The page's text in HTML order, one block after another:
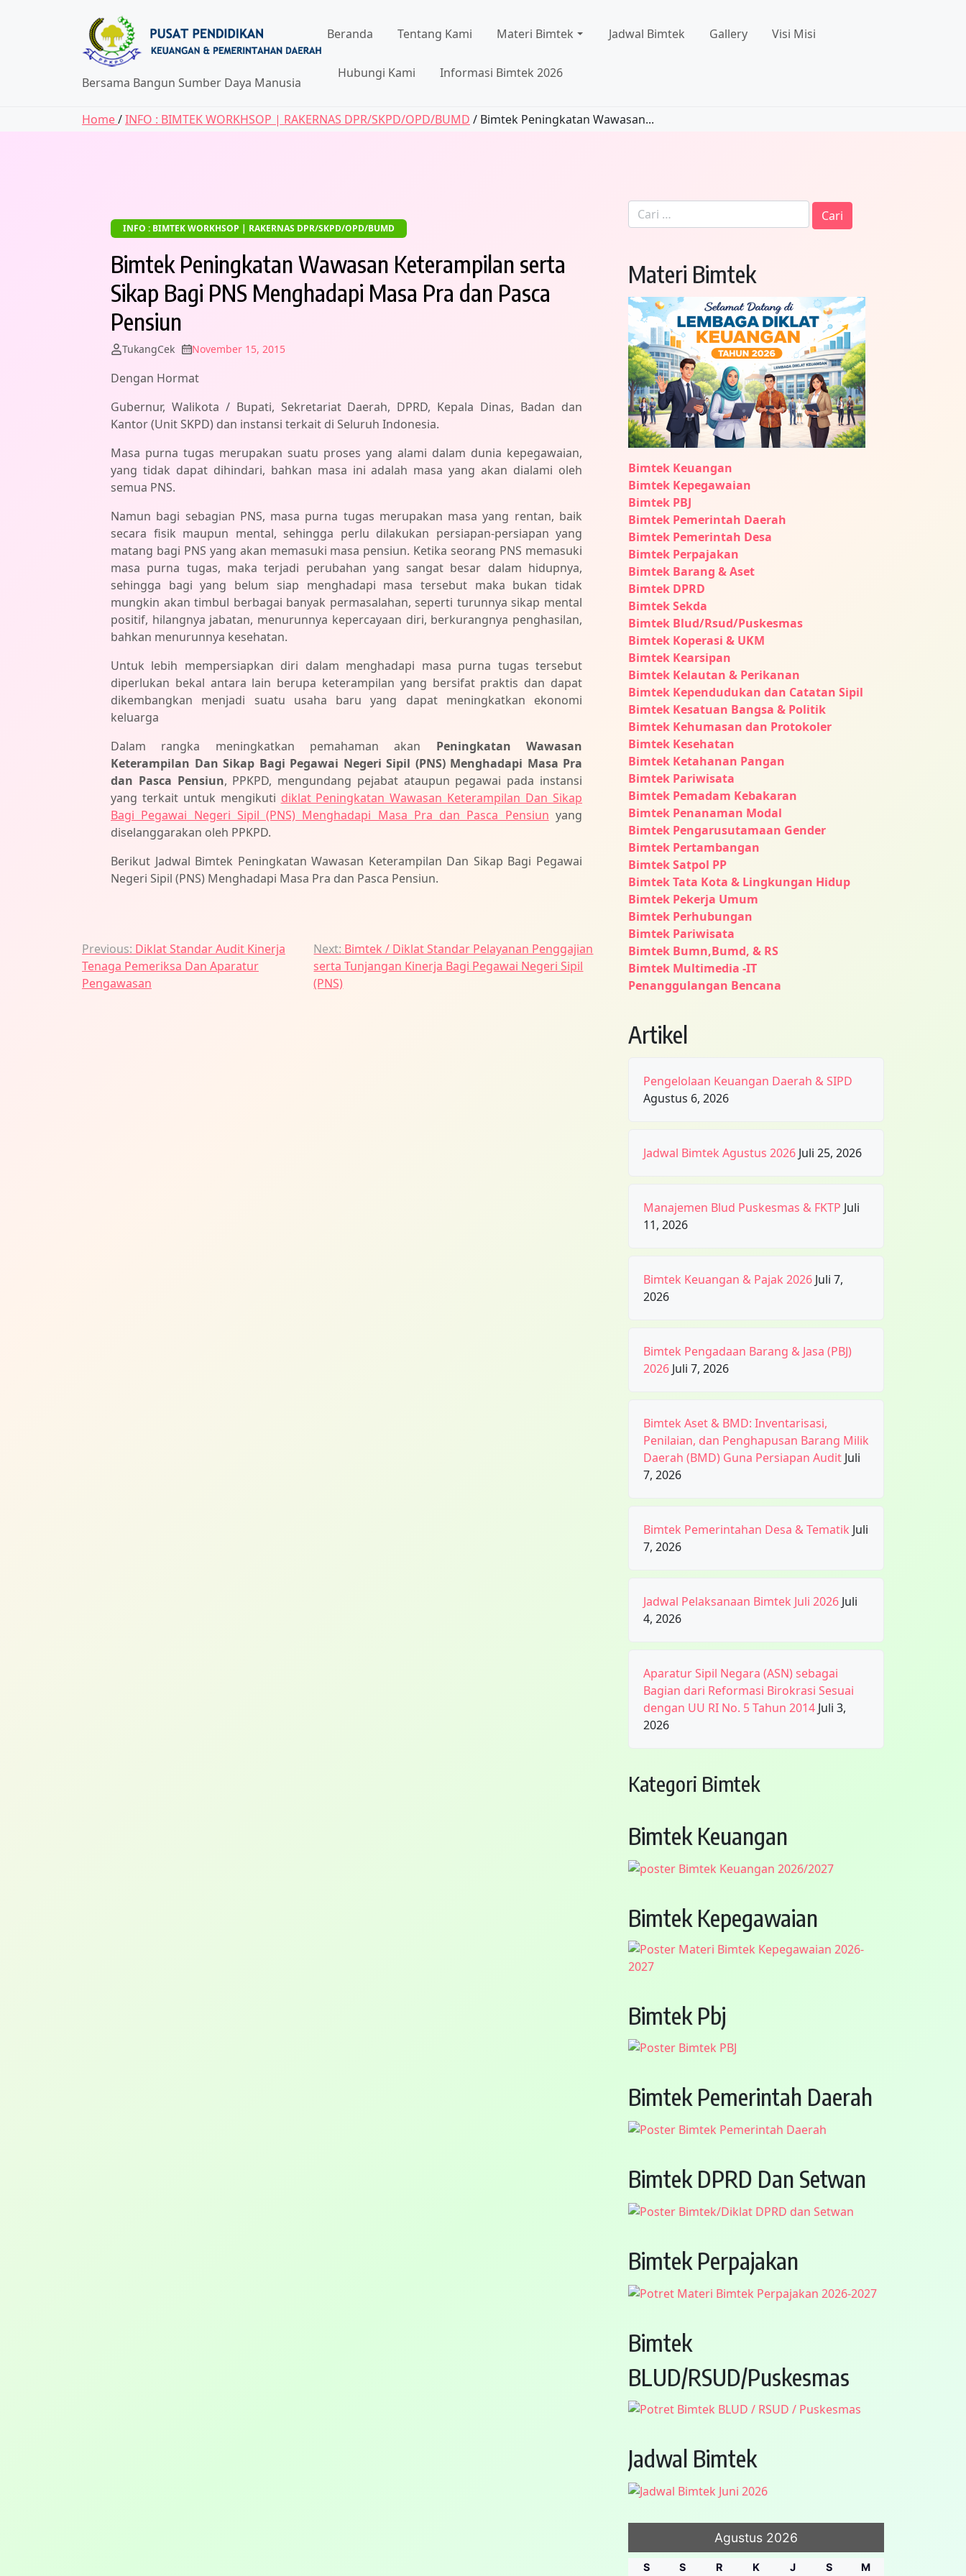
Bersama Bangun Sumber Daya Manusia
Beranda Tentang Kami Materi Bimtek Jadwal Bimtek Gallery Visi Misi
Hubungi Kami Informasi Bimtek 2026
Home/INFO : BIMTEK WORKHSOP | RAKERNAS DPR/SKPD/OPD/BUMD / Bimtek Peningkatan Wawasan...
INFO : BIMTEK WORKHSOP | RAKERNAS DPR/SKPD/OPD/BUMD
Bimtek Peningkatan Wawasan Keterampilan serta
Sikap Bagi PNS Menghadapi Masa Pra dan Pasca
Pensiun
TukangCek November 15, 2015
Dengan Hormat
Gubernur, Walikota / Bupati, Sekretariat Daerah, DPRD, Kepala Dinas, Badan dan
Kantor (Unit SKPD) dan instansi terkait di Seluruh Indonesia.
Masa purna tugas merupakan suatu proses yang alami dalam dunia kepegawaian,
yang tidak dapat dihindari, bahkan masa ini adalah masa yang akan dialami oleh
semua PNS.
Namun bagi sebagian PNS, masa purna tugas merupakan masa yang rentan, baik
secara fisik maupun mental, sehingga perlu dilakukan persiapan-persiapan yang
matang bagi PNS yang akan memasuki masa pensiun. Ketika seorang PNS memasuki
masa purna tugas, maka terjadi perubahan yang sangat besar dalam hidupnya,
sehingga bagi yang belum siap menghadapi masa tersebut maka bukan tidak
mungkin akan timbul berbagai banyak permasalahan, seperti turunnya sikap mental
positif, hilangnya jabatan, menurunnya kepercayaan diri, berkurangnya penghasilan,
bahkan menurunnya kesehatan.
Untuk lebih mempersiapkan diri dalam menghadapi masa purna tugas tersebut
diperlukan bekal antara lain berupa keterampilan yang bersifat praktis dan dapat
dikembangkan menjadi suatu usaha baru yang dapat meningkatkan ekonomi
keluarga
Dalam rangka meningkatkan pemahaman akan Peningkatan Wawasan
Keterampilan Dan Sikap Bagi Pegawai Negeri Sipil (PNS) Menghadapi Masa Pra
dan Pasca Pensiun, PPKPD, mengundang pejabat ataupun pegawai pada instansi
yang terkait untuk mengikuti diklat Peningkatan Wawasan Keterampilan Dan Sikap
Bagi Pegawai Negeri Sipil (PNS) Menghadapi Masa Pra dan Pasca Pensiun yang
diselanggarakan oleh PPKPD.
Berikut Jadwal Bimtek Peningkatan Wawasan Keterampilan Dan Sikap Bagi Pegawai
Negeri Sipil (PNS) Menghadapi Masa Pra dan Pasca Pensiun.
Navigasi
pos
Previous: Diklat Standar Audit Kinerja
Tenaga Pemeriksa Dan Aparatur
Pengawasan
Next: Bimtek / Diklat Standar Pelayanan Penggajian
serta Tunjangan Kinerja Bagi Pegawai Negeri Sipil
(PNS)
Cari
untuk:
Materi Bimtek
Bimtek Keuangan
Bimtek Kepegawaian
Bimtek PBJ
Bimtek Pemerintah Daerah
Bimtek Pemerintah Desa
Bimtek Perpajakan
Bimtek Barang & Aset
Bimtek DPRD
Bimtek Sekda
Bimtek Blud/Rsud/Puskesmas
Bimtek Koperasi & UKM
Bimtek Kearsipan
Bimtek Kelautan & Perikanan
Bimtek Kependudukan dan Catatan Sipil
Bimtek Kesatuan Bangsa & Politik
Bimtek Kehumasan dan Protokoler
Bimtek Kesehatan
Bimtek Ketahanan Pangan
Bimtek Pariwisata
Bimtek Pemadam Kebakaran
Bimtek Penanaman Modal
Bimtek Pengarusutamaan Gender
Bimtek Pertambangan
Bimtek Satpol PP
Bimtek Tata Kota & Lingkungan Hidup
Bimtek Pekerja Umum
Bimtek Perhubungan
Bimtek Pariwisata
Bimtek Bumn,Bumd, & RS
Bimtek Multimedia -IT
Penanggulangan Bencana
Artikel
Pengelolaan Keuangan Daerah & SIPD
Agustus 6, 2026
Jadwal Bimtek Agustus 2026 Juli 25, 2026
Manajemen Blud Puskesmas & FKTP Juli
11, 2026
Bimtek Keuangan & Pajak 2026 Juli 7,
2026
Bimtek Pengadaan Barang & Jasa (PBJ)
2026 Juli 7, 2026
Bimtek Aset & BMD: Inventarisasi,
Penilaian, dan Penghapusan Barang Milik
Daerah (BMD) Guna Persiapan Audit Juli
7, 2026
Bimtek Pemerintahan Desa & Tematik Juli
7, 2026
Jadwal Pelaksanaan Bimtek Juli 2026 Juli
4, 2026
Aparatur Sipil Negara (ASN) sebagai
Bagian dari Reformasi Birokrasi Sesuai
dengan UU RI No. 5 Tahun 2014 Juli 3,
2026
Kategori Bimtek
Bimtek Keuangan
Bimtek Kepegawaian
Bimtek Pbj
Bimtek Pemerintah Daerah
Bimtek DPRD Dan Setwan
Bimtek Perpajakan
Bimtek
BLUD/RSUD/Puskesmas
Jadwal Bimtek
Agustus 2026
S S R K J S M